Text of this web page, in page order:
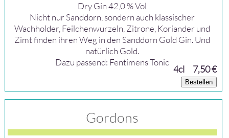
Dry Gin 42,0 % Vol
Nicht nur Sanddorn, sondern auch klassischer
Wachholder, Feilchenwurzeln, Zitrone, Koriander und
Zimt finden ihren Weg in den Sanddorn Gold Gin. Und
natürlich Gold.
Dazu passend: Fentimens Tonic
4cl 7,50 €
Bestellen
Gordons